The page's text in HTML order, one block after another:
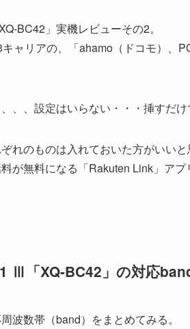
BC42」実機レビューその2。
ャリアの、「ahamo（ドコモ）、
、、設定はいらない・・・挿すだけ
れのものは入れておいた方がいいと
が無料になる「Rakuten Link」アプ
Ⅲ「XQ-BC42」の対応
波数帯（band）をまとめてみる。